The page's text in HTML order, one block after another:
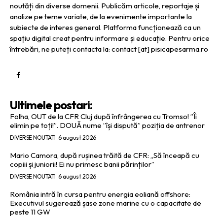
noutăți din diverse domenii. Publicăm articole, reportaje și
analize pe teme variate, de la evenimente importante la
subiecte de interes general. Platforma funcționează ca un
spațiu digital creat pentru informare și educație. Pentru orice
întrebări, ne puteți contacta la: contact [at] pisicapesarma.ro
Ultimele postari:
Folha, OUT de la CFR Cluj după înfrângerea cu Tromso! ”Îi
elimin pe toți!”. DOUĂ nume ”își dispută” poziția de antrenor
DIVERSE NOUTATI 6 august 2026
Mario Camora, după rușinea trăită de CFR: „Să înceapă cu
copiii și juniorii! Ei nu primesc banii părinților”
DIVERSE NOUTATI 6 august 2026
România intră în cursa pentru energia eoliană offshore:
Executivul sugerează șase zone marine cu o capacitate de
peste 11 GW